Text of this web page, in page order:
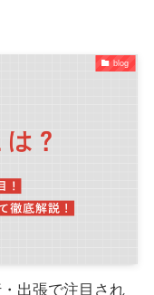
blog
出張で注目され